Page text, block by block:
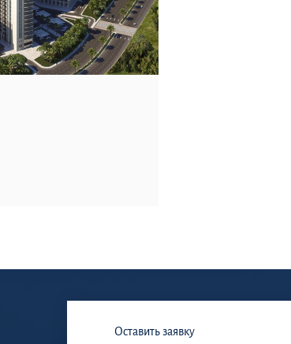
Оставить заявку